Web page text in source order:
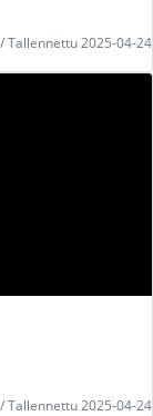
Tallennettu 2025-04-24
Tallennettu 2025-04-24